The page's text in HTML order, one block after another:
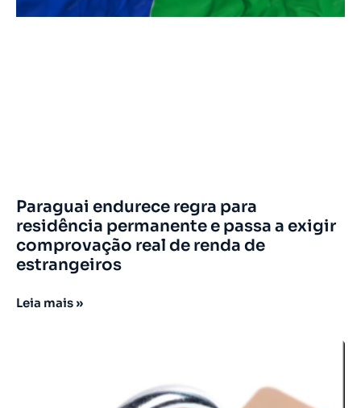
Paraguai endurece regra para
residência permanente e passa a exigir
comprovação real de renda de
estrangeiros
Leia mais »